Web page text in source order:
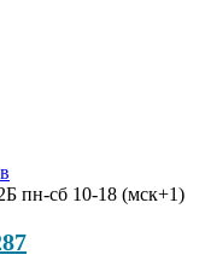
пн-сб 10-18 (мск+1)